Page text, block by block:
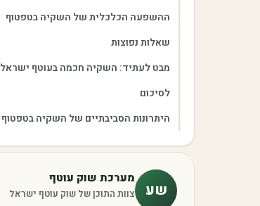
ההשפעה הכלכלית של השקיה בטפטוף
שאלות נפוצות
מבט לעתיד: השקיה חכמה בעוטף ישראל
לסיכום
היתרונות הסביבתיים של השקיה בטפטוף
שע
מערכת שוק עוטף
צוות התוכן של שוק עוטף ישראל